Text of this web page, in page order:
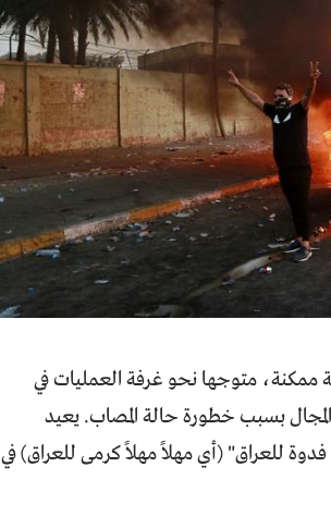
ممكنة، متوجها نحو غرفة العمليات في
بسبب خطورة حالة المصاب. يعيد
للعراق" (أي مهلاً مهلاً كرمى للعراق) في